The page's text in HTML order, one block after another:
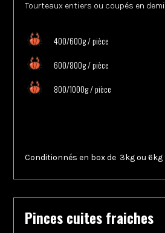
Tourteaux entiers ou coupés en demi
400/600g / pièce
600/800g / pièce
800/1000g / pièce
Conditionnés en box de 3kg ou 6kg
Pinces cuites fraiches